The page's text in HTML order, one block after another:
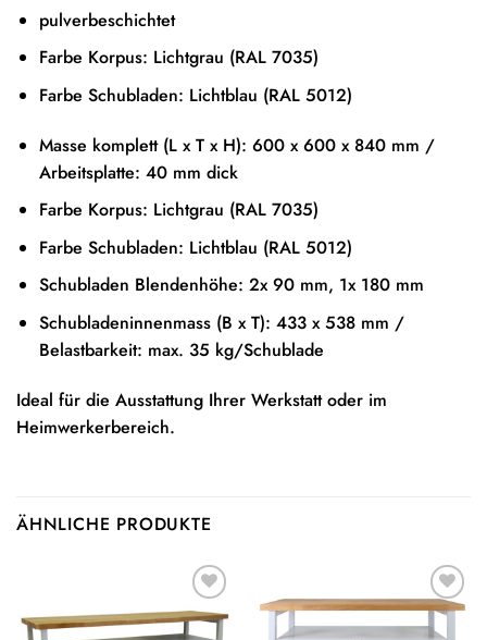
pulverbeschichtet
Farbe Korpus: Lichtgrau (RAL 7035)
Farbe Schubladen: Lichtblau (RAL 5012)
Masse komplett (L x T x H): 600 x 600 x 840 mm /
Arbeitsplatte: 40 mm dick
Farbe Korpus: Lichtgrau (RAL 7035)
Farbe Schubladen: Lichtblau (RAL 5012)
Schubladen Blendenhöhe: 2x 90 mm, 1x 180 mm
Schubladeninnenmass (B x T): 433 x 538 mm /
Belastbarkeit: max. 35 kg/Schublade
Ideal für die Ausstattung Ihrer Werkstatt oder im
Heimwerkerbereich.
ÄHNLICHE PRODUKTE
Auf die
Wunschliste
Auf die
Wunschliste